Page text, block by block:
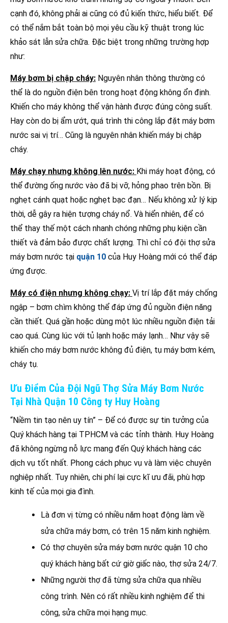
cạnh đó, không phải ai cũng có đủ kiến thức, hiểu biết. Để
có thể nắm bắt toàn bộ mọi yêu cầu kỹ thuật trong lúc
khảo sát lẫn sửa chữa. Đặc biệt trong những trường hợp
như:
Máy bơm bị chập cháy: Nguyên nhân thông thường có
thể là do nguồn điện bên trong hoạt động không ổn định.
Khiến cho máy không thể vận hành được đúng công suất.
Hay còn do bị ẩm ướt, quá trình thi công lắp đặt máy bơm
nước sai vị trí… Cũng là nguyên nhân khiến máy bị chập
cháy.
Máy chạy nhưng không lên nước: Khi máy hoạt động, có
thể đường ống nước vào đã bị vỡ, hỏng phao trên bồn. Bị
nghẹt cánh quạt hoặc nghẹt bạc đạn… Nếu không xử lý kịp
thời, dễ gây ra hiện tượng cháy nổ. Và hiển nhiên, để có
thể thay thế một cách nhanh chóng những phụ kiện cần
thiết và đảm bảo được chất lượng. Thì chỉ có đội thợ sửa
máy bơm nước tại quận 10 của Huy Hoàng mới có thể đáp
ứng được.
Máy có điện nhưng không chạy: Vị trí lắp đặt máy chống
ngập – bơm chìm không thể đáp ứng đủ nguồn điện năng
cần thiết. Quá gần hoặc dùng một lúc nhiều nguồn điện tải
cao quá. Cùng lúc với tủ lạnh hoặc máy lạnh… Như vậy sẽ
khiến cho máy bơm nước không đủ điện, tụ máy bơm kém,
cháy tụ.
Ưu Điểm Của Đội Ngũ Thợ Sửa Máy Bơm Nước
Tại Nhà Quận 10 Công ty Huy Hoàng
“Niềm tin tạo nên uy tín” – Để có được sự tin tưởng của
Quý khách hàng tại TPHCM và các tỉnh thành. Huy Hoàng
đã không ngừng nỗ lực mang đến Quý khách hàng các
dịch vụ tốt nhất. Phong cách phục vụ và làm việc chuyên
nghiệp nhất. Tuy nhiên, chi phí lại cực kĩ ưu đãi, phù hợp
kinh tế của mọi gia đình.
Là đơn vị từng có nhiều năm hoạt động làm về
sửa chữa máy bơm, có trên 15 năm kinh nghiệm.
Có thợ chuyên sửa máy bơm nước quận 10 cho
quý khách hàng bất cứ giờ giấc nào, thợ sửa 24/7.
Những người thợ đã từng sửa chữa qua nhiều
công trình. Nên có rất nhiều kinh nghiệm để thi
công, sửa chữa mọi hạng mục.